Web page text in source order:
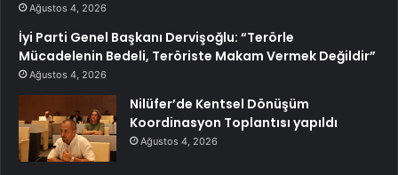
Ağustos 4, 2026
İyi Parti Genel Başkanı Dervişoğlu: “Terörle
Mücadelenin Bedeli, Teröriste Makam Vermek Değildir”
Ağustos 4, 2026
Nilüfer’de Kentsel Dönüşüm
Koordinasyon Toplantısı yapıldı
Ağustos 4, 2026